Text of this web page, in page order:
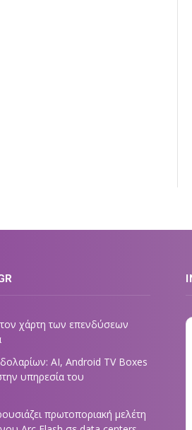
χάρτη των επενδύσεων
AI, Android TV Boxes
υπηρεσία του
πρωτοποριακή μελέτη